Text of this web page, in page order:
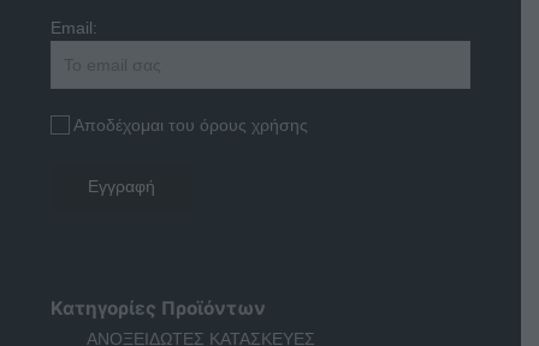
Email:
Αποδέχομαι του όρους χρήσης
Κατηγορίες Προϊόντων
ΑΝΟΞΕΙΔΩΤΕΣ ΚΑΤΑΣΚΕΥΕΣ